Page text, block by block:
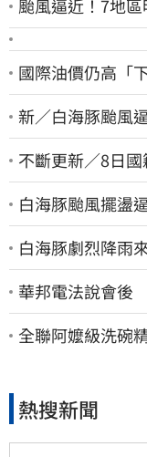
颱風逼近！7地
國際油價仍高「
新／白海豚颱風
不斷更新／8日
白海豚颱風擺盪
白海豚劇烈降雨
華邦電法說會後
全聯阿嬤級洗碗
熱搜新聞